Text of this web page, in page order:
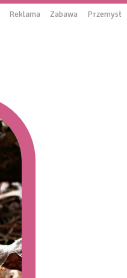
Reklama Zabawa Przemysł